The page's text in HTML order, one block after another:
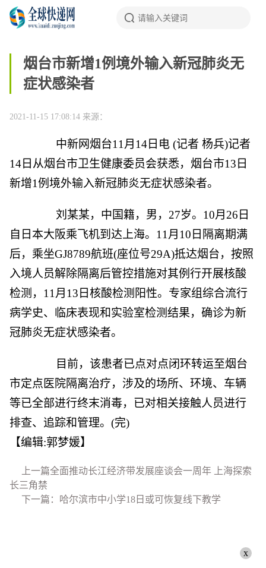
烟台市新增1例境外输入新冠肺炎无
症状感染者
2021-11-15 17:08:14 来源：
中新网 烟台11月14日电 (记者 杨兵)记者
14日从烟台市卫生健康委员会获悉，烟台市13日
新增1例境外输入新冠肺炎无症状感染者。
刘某某，中国籍，男，27岁。10月26日
自日本大阪乘飞机到达上海。11月10日隔离期满
后，乘坐GJ8789航班(座位号29A)抵达烟台，按照
入境人员解除隔离后管控措施对其例行开展核酸
检测，11月13日核酸检测阳性。专家组综合流行
病学史、临床表现和实验室检测结果，确诊为新
冠肺炎无症状感染者。
目前，该患者已点对点闭环转运至烟台
市定点医院隔离治疗，涉及的场所、环境、车辆
等已全部进行终末消毒，已对相关接触人员进行
排查、追踪和管理。(完)
【编辑:郭梦媛】
上一篇全面推动长江经济带发展座谈会一周年 上海探索
长三角禁
下一篇：哈尔滨市中小学18日或可恢复线下教学
x